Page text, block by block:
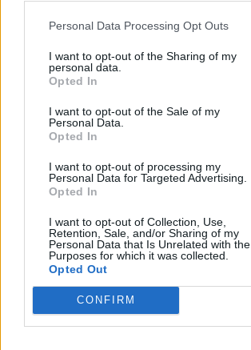
Personal Data Processing Opt Outs
I want to opt-out of the Sharing of my
personal data.
Opted In
I want to opt-out of the Sale of my
Personal Data.
Opted In
I want to opt-out of processing my
Personal Data for Targeted Advertising.
Opted In
I want to opt-out of Collection, Use,
Retention, Sale, and/or Sharing of my
Personal Data that Is Unrelated with the
Purposes for which it was collected.
Opted Out
CONFIRM
Τελευταία Νέα
λέτε σε έναν επισκέπτη
27 Φεβρουαρίου 2026
Πάνω από 100 μωρά έχουν
γεννηθεί μέσω εξωσωματικής, με
την υποστήριξη της Be-Live
27 Φεβρουαρίου 2026